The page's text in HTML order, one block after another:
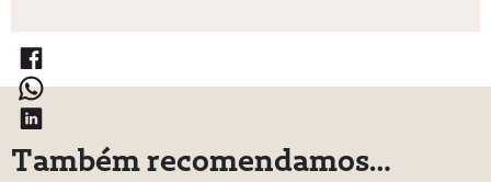
Também recomendamos…